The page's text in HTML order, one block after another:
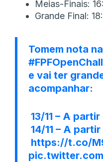
Meias-Finais:
Grande Final:
Tomem nota
e vai ter
acompanhar:
13/11 – A partir
14/11 – A
https://t.co/